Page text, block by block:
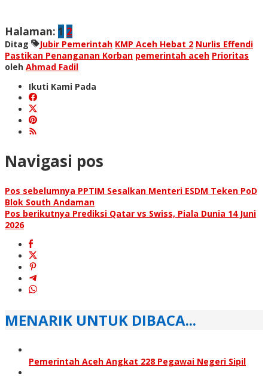
Halaman: 1 2
Ditag Jubir Pemerintah KMP Aceh Hebat 2 Nurlis Effendi
Pastikan Penanganan Korban pemerintah aceh Prioritas
oleh Ahmad Fadil
Ikuti Kami Pada
Navigasi pos
Pos sebelumnya PPTIM Sesalkan Menteri ESDM Teken PoD
Blok South Andaman
Pos berikutnya Prediksi Qatar vs Swiss, Piala Dunia 14 Juni
2026
MENARIK UNTUK DIBACA...
Pemerintah Aceh Angkat 228 Pegawai Negeri Sipil